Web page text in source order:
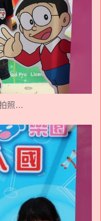
照…